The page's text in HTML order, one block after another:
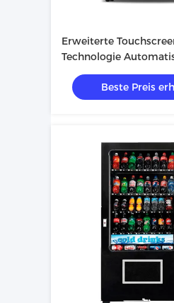
Erweiterte
Technologie
Saftverkäuferin für
Auswahl an Produkten
Beste Preis